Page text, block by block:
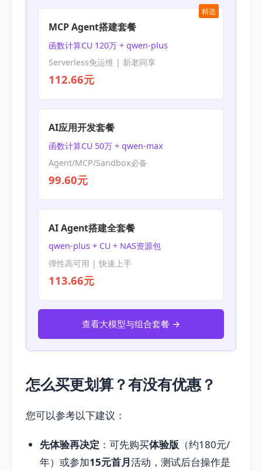
精选
MCP Agent搭建套餐
函数计算CU 120万 + qwen-plus
Serverless免运维 | 新老同享
112.66元
AI应用开发套餐
函数计算CU 50万 + qwen-max
Agent/MCP/Sandbox必备
99.60元
AI Agent搭建全套餐
qwen-plus + CU + NAS资源包
弹性高可用 | 快速上手
113.66元
查看大模型与组合套餐 →
怎么买更划算？有没有优惠？
您可以参考以下建议：
先体验再决定 ：可先购买体验版 （约180元/
年）或参加15元首月活动，测试后台操作是